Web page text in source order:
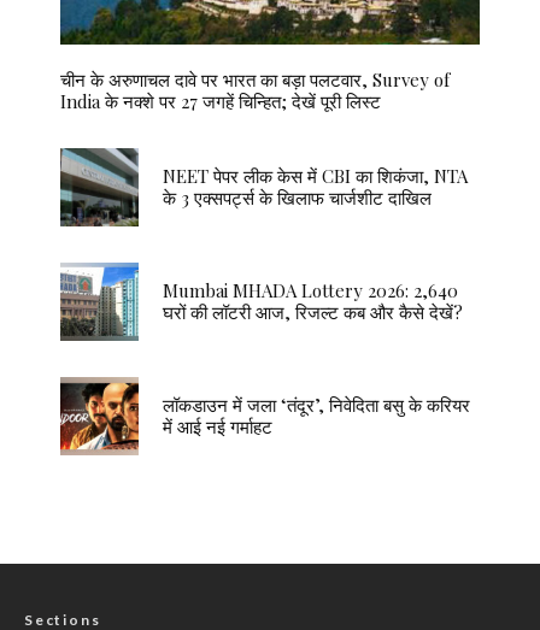
चीन के अरुणाचल दावे पर भारत का बड़ा पलटवार, Survey of
India के नक्शे पर 27 जगहें चिन्हित; देखें पूरी लिस्ट
NEET पेपर लीक केस में CBI का शिकंजा, NTA
के 3 एक्सपर्ट्स के खिलाफ चार्जशीट दाखिल
Mumbai MHADA Lottery 2026: 2,640
घरों की लॉटरी आज, रिजल्ट कब और कैसे देखें?
लॉकडाउन में जला ‘तंदूर’, निवेदिता बसु के करियर
में आई नई गर्माहट
Sections